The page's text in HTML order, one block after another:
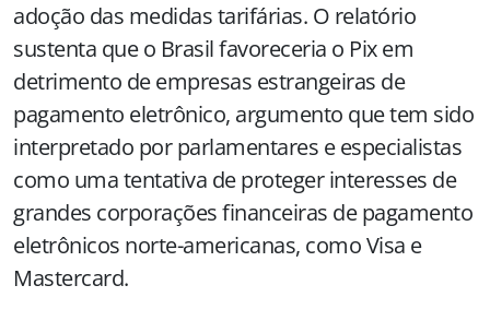
adoção das medidas tarifárias. O relatório
sustenta que o Brasil favoreceria o Pix em
detrimento de empresas estrangeiras de
pagamento eletrônico, argumento que tem sido
interpretado por parlamentares e especialistas
como uma tentativa de proteger interesses de
grandes corporações financeiras de pagamento
eletrônicos norte-americanas, como Visa e
Mastercard.